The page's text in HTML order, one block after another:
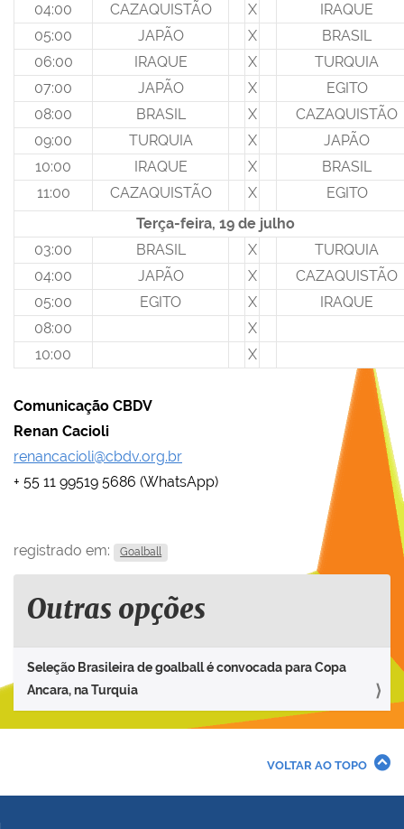
04:00
CAZAQUISTÃO X
IRAQUE
05:00
JAPÃO X
BRASIL
06:00
IRAQUE X
TURQUIA
07:00
JAPÃO X
EGITO
08:00
BRASIL X
CAZAQUISTÃO
09:00
TURQUIA X
JAPÃO
10:00
IRAQUE X
BRASIL
11:00
CAZAQUISTÃO X
EGITO
Terça-feira, 19 de julho
03:00
BRASIL X
TURQUIA
04:00
JAPÃO X
CAZAQUISTÃO
05:00
EGITO X
IRAQUE
08:00
X
10:00
X
Comunicação CBDV
Renan Cacioli
renancacioli@cbdv.org.br
+ 55 11 99519 5686 (WhatsApp)
registrado em: Goalball
Outras opções
Seleção Brasileira de goalball é convocada para Copa
Ancara, na Turquia
VOLTAR AO TOPO